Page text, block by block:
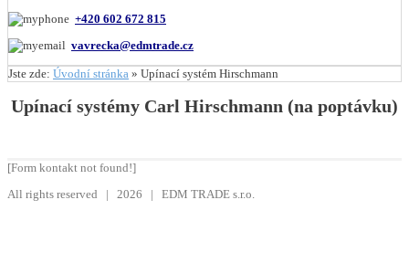
+420 602 672 815
vavrecka@edmtrade.cz
Jste zde: Úvodní stránka » Upínací systém Hirschmann
Upínací systémy Carl Hirschmann (na poptávku)
[Form kontakt not found!]
All rights reserved | 2026 | EDM TRADE s.r.o.